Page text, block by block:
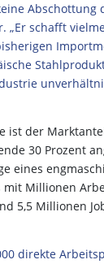
Abschottung
„Er schafft
ist der
30 Prozent
eines
mit Millionen
5,5 Millionen
direkte